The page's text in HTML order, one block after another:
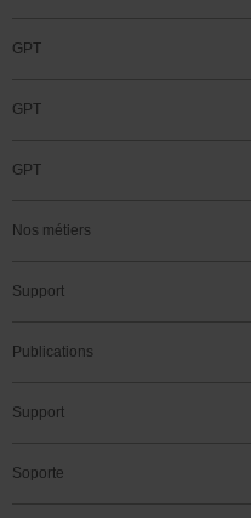
GPT
GPT
GPT
Nos métiers
Support
Publications
Support
Soporte